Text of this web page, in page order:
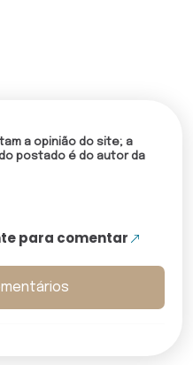
a opinião do site; a
postado é do autor da
para comentar